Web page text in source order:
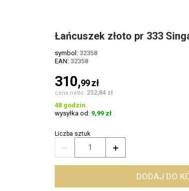
Łańcuszek złoto pr 333
symbol:32358
EAN:32358
310,99zł
cena netto: 252,84 zł
48 godzin
wysyłka od: 9,99 zł
Liczba sztuk
 
DODAJ DO